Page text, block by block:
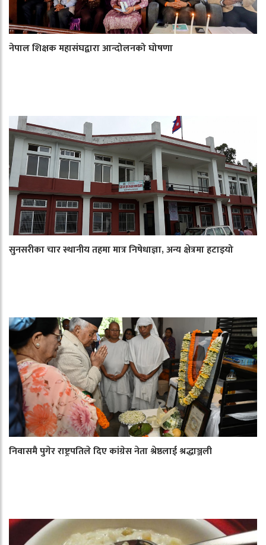
नेपाल शिक्षक महासंघद्वारा आन्दोलनको घोषणा
सुनसरीका चार स्थानीय तहमा मात्र निषेधाज्ञा, अन्य क्षेत्रमा हटाइयो
निवासमै पुगेर राष्ट्रपतिले दिए कांग्रेस नेता श्रेष्ठलाई श्रद्धाञ्जली